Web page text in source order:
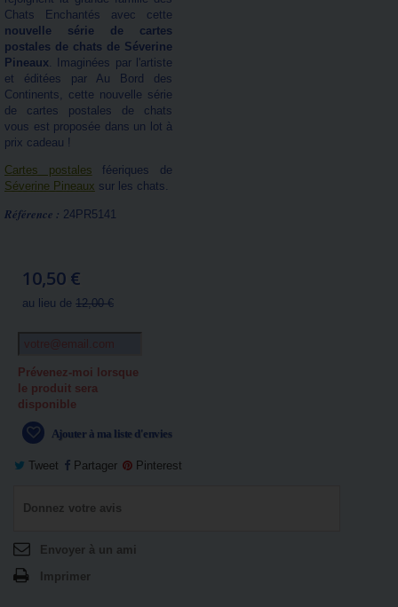
Chats Enchantés avec cette
nouvelle série de cartes
postales de chats de Séverine
Pineaux. Imaginées par l'artiste
et éditées par Au Bord des
Continents, cette nouvelle série
de cartes postales de chats
vous est proposée dans un lot à
prix cadeau !
Cartes postales féeriques de
Séverine Pineaux sur les chats.
Référence : 24PR5141
10,50 €
au lieu de 12,00 €
Prévenez-moi lorsque
le produit sera
disponible
Ajouter à ma liste d'envies
Tweet Partager Pinterest
Donnez votre avis
Envoyer à un ami
Imprimer